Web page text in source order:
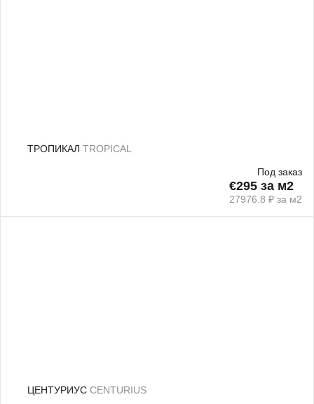
ТРОПИКАЛ TROPICAL
Под заказ
€295 за м2
27976.8 ₽ за м2
ЦЕНТУРИУС CENTURIUS